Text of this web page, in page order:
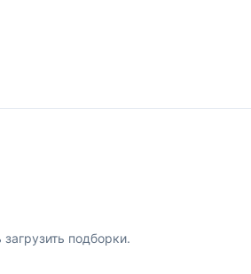
подборки.